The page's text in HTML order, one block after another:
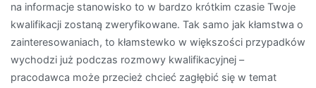
na informacje stanowisko to w bardzo krótkim czasie Twoje
kwalifikacji zostaną zweryfikowane. Tak samo jak kłamstwa o
zainteresowaniach, to kłamstewko w większości przypadków
wychodzi już podczas rozmowy kwalifikacyjnej –
pracodawca może przecież chcieć zagłębić się w temat